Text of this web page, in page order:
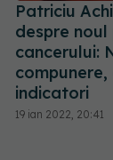
Patriciu
despre
cancerului:
indicatori
19 ian 2022, 20:41